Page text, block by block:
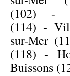
(102) -
(114) -
sur-Mer
(118) -
Buissons